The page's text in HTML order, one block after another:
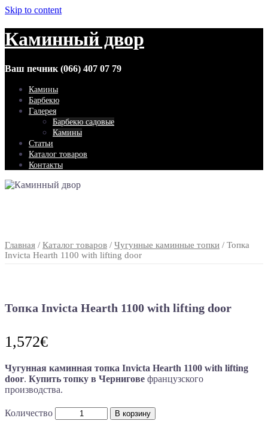
Skip to content
Каминный двор
Ваш печник (066) 407 07 79
Камины
Барбекю
Галерея
Барбекю садовые
Камины
Статьи
Каталог товаров
Контакты
Главная / Каталог товаров / Чугунные каминные топки / Топка
Invicta Hearth 1100 with lifting door
Топка Invicta Hearth 1100 with lifting door
1,572€
Чугунная каминная топка Invicta Hearth 1100 with lifting
door. Купить топку в Чернигове французского
производства.
Количество В корзину